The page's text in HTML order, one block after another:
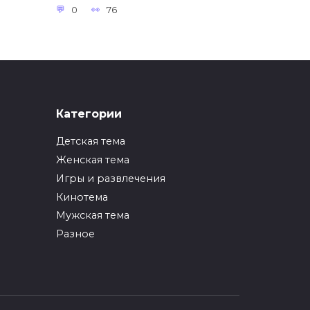
0 76
Аппликация Лиса/
Лисичка из бумаги для
детей (шаблоны)
Самая хитрая и находчивая
жительница леса?
Категории
Детская тема
Женская тема
Игры и развлечения
Кинотема
Мужская тема
Разное